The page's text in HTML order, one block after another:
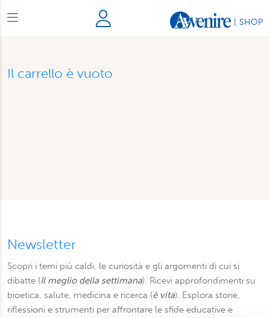
SHOP
Il carrello è vuoto
Newsletter
Scopri i temi più caldi, le curiosità e gli argomenti di cui si
dibatte (Il meglio della settimana). Ricevi approfondimenti su
bioetica, salute, medicina e ricerca (è vita). Esplora storie,
riflessioni e strumenti per affrontare le sfide educative e